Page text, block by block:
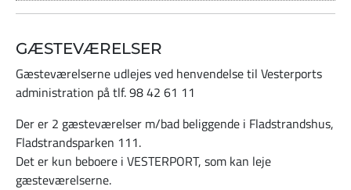
GÆSTEVÆRELSER
Gæsteværelserne udlejes ved henvendelse til Vesterports
administration på tlf. 98 42 61 11
Der er 2 gæsteværelser m/bad beliggende i Fladstrandshus,
Fladstrandsparken 111.
Det er kun beboere i VESTERPORT, som kan leje
gæsteværelserne.